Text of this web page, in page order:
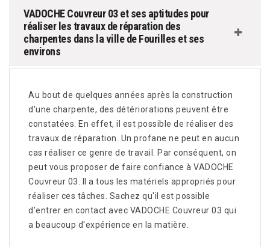
VADOCHE Couvreur 03 et ses aptitudes pour
réaliser les travaux de réparation des
charpentes dans la ville de Fourilles et ses
environs
Au bout de quelques années après la construction
d'une charpente, des détériorations peuvent être
constatées. En effet, il est possible de réaliser des
travaux de réparation. Un profane ne peut en aucun
cas réaliser ce genre de travail. Par conséquent, on
peut vous proposer de faire confiance à VADOCHE
Couvreur 03. Il a tous les matériels appropriés pour
réaliser ces tâches. Sachez qu'il est possible
d'entrer en contact avec VADOCHE Couvreur 03 qui
a beaucoup d'expérience en la matière.